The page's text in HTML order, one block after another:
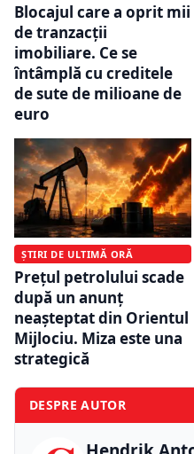
Blocajul care a oprit mii
de tranzacții
imobiliare. Ce se
întâmplă cu creditele
de sute de milioane de
euro
ȘTIRI DE ULTIMĂ ORĂ
Prețul petrolului scade
după un anunț
neașteptat din Orientul
Mijlociu. Miza este una
strategică
DESPRE AUTOR